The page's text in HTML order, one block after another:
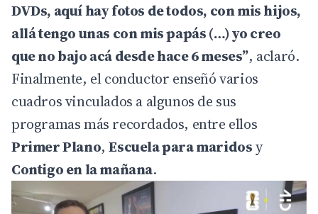
DVDs, aquí hay fotos de todos, con mis hijos,
allá tengo unas con mis papás (…) yo creo
que no bajo acá desde hace 6 meses”, aclaró.
Finalmente, el conductor enseñó varios
cuadros vinculados a algunos de sus
programas más recordados, entre ellos
Primer Plano,Escuela para maridosy
Contigo en la mañana.